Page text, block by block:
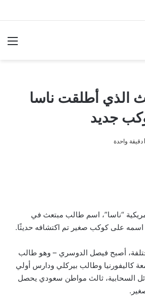
الذي أطلقت ناسا
جديد
دقيقة واحدة
“ناسا”، اسم طالب مبتعث في
اسمه على كوكب صغير تم اكتشافه حديثًا.
أصبح فيصل الدوسري – وهو طالب
كاليفورنيا وطالب بيركلي ودارس أولي
السحابية، ثالث مواطن سعودي يحصل